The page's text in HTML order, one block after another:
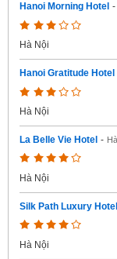
Hanoi Morning Hotel -
Hà Nội
Hanoi Gratitude Hotel
Hà Nội
La Belle Vie Hotel -
Hà Nội
Silk Path Luxury Hotel
Hà Nội